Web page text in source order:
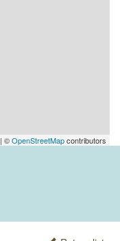
| ©OpenStreetMapcontributors